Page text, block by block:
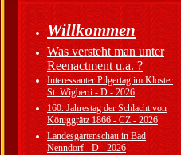
Willkommen
Was versteht man unter
Reenactment u.a. ?
Interessanter Pilgertag im Kloster
St. Wigberti - D - 2026
160. Jahrestag der Schlacht von
Königgrätz 1866 - CZ - 2026
Landesgartenschau in Bad
Nenndorf - D - 2026